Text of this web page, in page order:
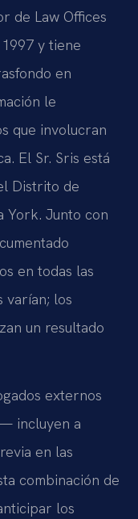
de Law Offices
y tiene
en
le
que involucran
El Sr. Sris está
Distrito de
York. Junto con
en todas las
varían; los
un resultado
externos
incluyen a
en las
combinación de
los